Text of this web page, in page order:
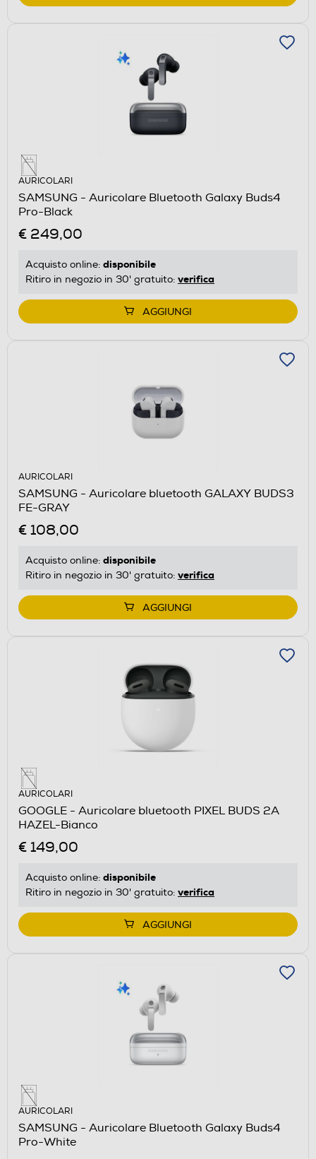
AURICOLARI
SAMSUNG - Auricolare Bluetooth Galaxy Buds4
Pro-Black
€ 249,00
Acquisto online: disponibile
Ritiro in negozio in 30' gratuito: verifica
AGGIUNGI
AURICOLARI
SAMSUNG - Auricolare bluetooth GALAXY BUDS3
FE-GRAY
€ 108,00
Acquisto online: disponibile
Ritiro in negozio in 30' gratuito: verifica
AGGIUNGI
AURICOLARI
GOOGLE - Auricolare bluetooth PIXEL BUDS 2A
HAZEL-Bianco
€ 149,00
Acquisto online: disponibile
Ritiro in negozio in 30' gratuito: verifica
AGGIUNGI
AURICOLARI
SAMSUNG - Auricolare Bluetooth Galaxy Buds4
Pro-White